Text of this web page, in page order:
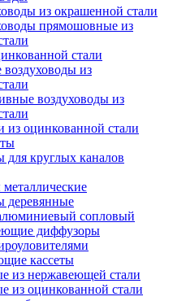
из окрашенной стали
прямошовные из
стали
из
воздуховоды из
из оцинкованной стали
круглых каналов
деревянные
сопловый
диффузоры
кассеты
из нержавеющей стали
из оцинкованной стали